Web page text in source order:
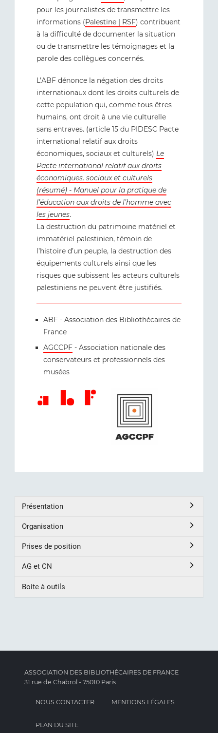
pour les journalistes de transmettre les
informations (Palestine | RSF) contribuent
à la difficulté de documenter la situation
ou de transmettre les témoignages et la
parole des collègues concernés.
L’ABF dénonce la négation des droits
internationaux dont les droits culturels de
cette population qui, comme tous êtres
humains, ont droit à une vie culturelle
sans entraves. (article 15 du PIDESC Pacte
international relatif aux droits
économiques, sociaux et culturels) Le
Pacte international relatif aux droits
économiques, sociaux et culturels
(résumé) - Manuel pour la pratique de
l’éducation aux droits de l’homme avec
les jeunes.
La destruction du patrimoine matériel et
immatériel palestinien, témoin de
l’histoire d’un peuple, la destruction des
équipements culturels ainsi que les
risques que subissent les acteurs culturels
palestiniens ne peuvent être justifiés.
ABF - Association des Bibliothécaires de
France
AGCCPF - Association nationale des
conservateurs et professionnels des
musées
Présentation
Organisation
Prises de position
AG et CN
Boite à outils
ASSOCIATION DES BIBLIOTHÉCAIRES DE FRANCE
31 rue de Chabrol - 75010 Paris
NOUS CONTACTER MENTIONS LÉGALES
PLAN DU SITE